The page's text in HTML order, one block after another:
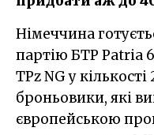
Німеччина готується замовити першу
партію БТР Patria
TPz NG у
броньовики, які
європейською